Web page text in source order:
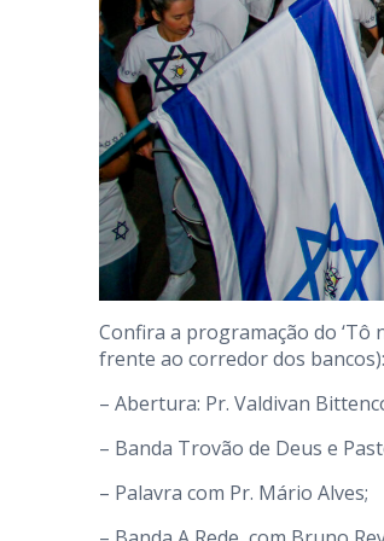
Confira a programação do ‘Tô
frente ao corredor dos bancos):
– Abertura: Pr. Valdivan
– Banda Trovão de Deus e
– Palavra com Pr. Mário Alves;